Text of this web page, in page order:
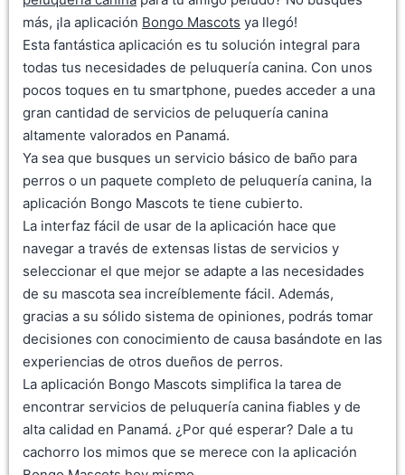
más, ¡la aplicación Bongo Mascots ya llegó!
Esta fantástica aplicación es tu solución integral para
todas tus necesidades de peluquería canina. Con unos
pocos toques en tu smartphone, puedes acceder a una
gran cantidad de servicios de peluquería canina
altamente valorados en Panamá.
Ya sea que busques un servicio básico de baño para
perros o un paquete completo de peluquería canina, la
aplicación Bongo Mascots te tiene cubierto.
La interfaz fácil de usar de la aplicación hace que
navegar a través de extensas listas de servicios y
seleccionar el que mejor se adapte a las necesidades
de su mascota sea increíblemente fácil. Además,
gracias a su sólido sistema de opiniones, podrás tomar
decisiones con conocimiento de causa basándote en las
experiencias de otros dueños de perros.
La aplicación Bongo Mascots simplifica la tarea de
encontrar servicios de peluquería canina fiables y de
alta calidad en Panamá. ¿Por qué esperar? Dale a tu
cachorro los mimos que se merece con la aplicación